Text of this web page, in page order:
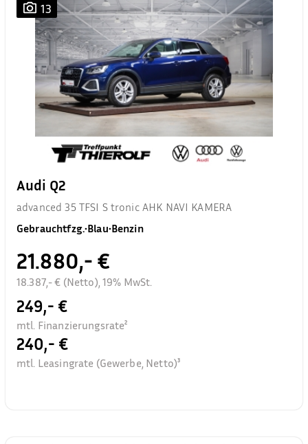
13
Audi Q2
advanced 35 TFSI S tronic AHK NAVI KAMERA
Gebrauchtfzg.•Blau•Benzin
21.880,- €
18.387,- € (Netto), 19% MwSt.
249,- €
mtl. Finanzierungsrate²
240,- €
mtl. Leasingrate (Gewerbe, Netto)³